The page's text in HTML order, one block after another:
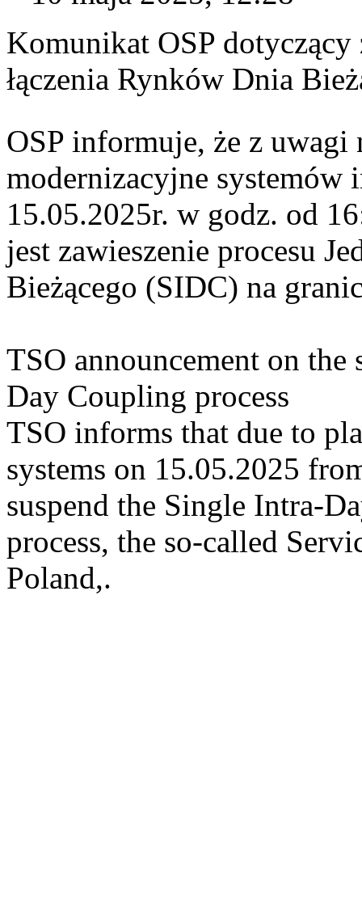
Komunikat OSP dotyczący
łączenia Rynków Dnia
OSP informuje, że z uwagi
modernizacyjne systemów
15.05.2025r. w godz. od
jest zawieszenie procesu
Bieżącego (SIDC) na
TSO announcement on
Day Coupling process
TSO informs that due to
systems on 15.05.2025
suspend the Single Intra-
process, the so-called
Poland,.